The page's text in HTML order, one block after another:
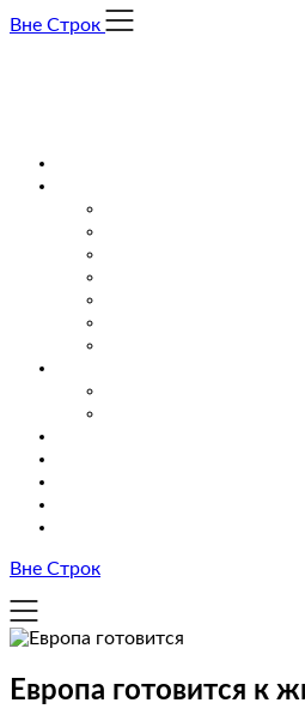
Skip
Вне Строк
Вне Строк
Европа готовится к